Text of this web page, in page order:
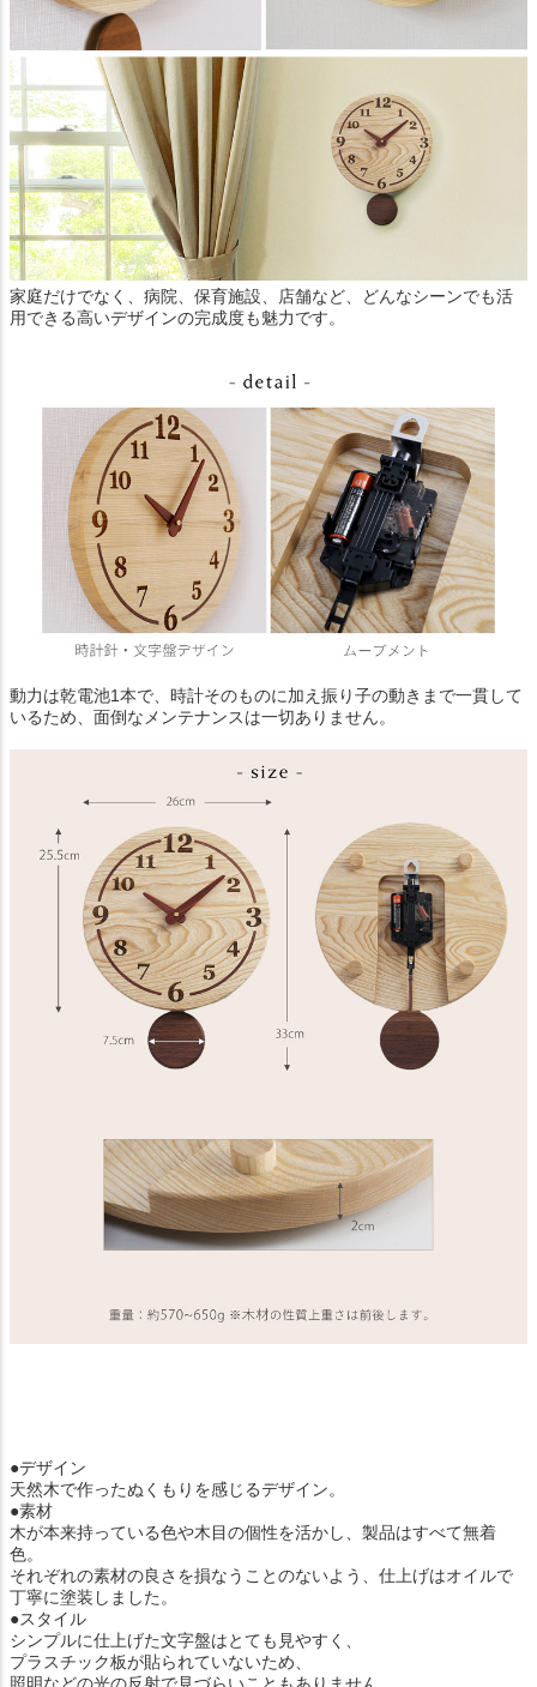
家庭だけでなく、病院、保育施設、店舗など、どんなシーンでも活
用できる高いデザインの完成度も魅力です。
動力は乾電池1本で、時計そのものに加え振り子の動きまで一貫して
いるため、面倒なメンテナンスは一切ありません。
●デザイン
天然木で作ったぬくもりを感じるデザイン。
●素材
木が本来持っている色や木目の個性を活かし、製品はすべて無着
色。
それぞれの素材の良さを損なうことのないよう、仕上げはオイルで
丁寧に塗装しました。
●スタイル
シンプルに仕上げた文字盤はとても見やすく、
プラスチック板が貼られていないため、